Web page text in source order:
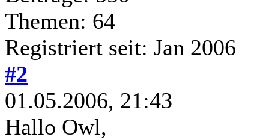
Themen: 64
Registriert seit: Jan 2006
#2
01.05.2006, 21:43
Hallo Owl,